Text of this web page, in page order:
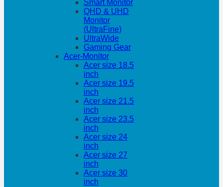
Smart Monitor
QHD & UHD
Monitor
(UltraFine)
UltraWide
Gaming Gear
Acer-Monitor
Acer size 18.5
inch
Acer size 19.5
inch
Acer size 21.5
inch
Acer size 23.5
inch
Acer size 24
inch
Acer size 27
inch
Acer size 30
inch